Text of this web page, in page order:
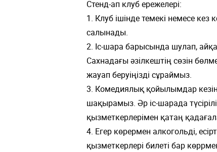
Стенд-ап клуб ережелері:
1. Клуб ішінде темекі немесе
салынады.
2. Іс-шара барысында шулап,
Сахнадағы әзілкештің сөзін
жауап беруіңізді сұраймыз.
3. Комедиялық қойылымдар
шақырамыз. Әр іс-шарада
қызметкерлерімен қатаң
4. Егер көрермен алкогольді,
қызметкерлері билеті бар